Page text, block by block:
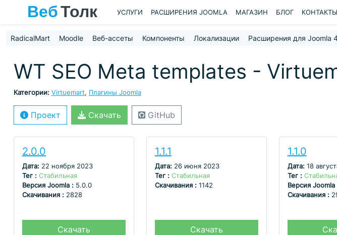
УСЛУГИ РАСШИРЕНИЯ JOOMLA МАГАЗИН БЛОГ КОНТАКТЫ
RadicalMart Moodle Веб-ассеты Компоненты Локализации Расширения для Joomla
WT SEO Meta templates -
Категории: Virtuemart, Плагины Joomla
Проект Скачать GitHub
2.0.0
Дата: 22 ноября 2023
Тег : Стабильная
Версия Joomla : 5.0.0
Скачивания : 2828
Скачать
1.1.1
Дата: 26 июня 2023
Тег : Стабильная
Скачивания : 1142
Скачать
1.1.0
Дата: 18
Тег :
Версия Joomla
Скачивания :